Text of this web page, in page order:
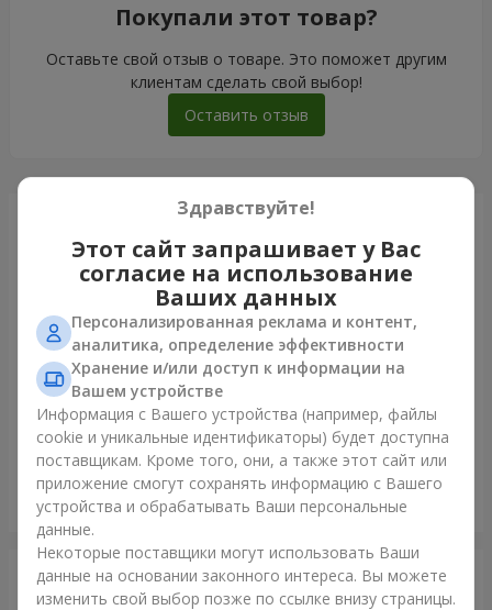
Покупали этот товар?
Оставьте свой отзыв о товаре. Это поможет другим
клиентам сделать свой выбор!
Оставить отзыв
Только что доставили
Букет в ЭКО упаковке "7 красных роз"
Харьков
Фотогалерея
Здравствуйте!
Этот сайт запрашивает у Вас
согласие на использование
Ваших данных
Персонализированная реклама и контент,
аналитика, определение эффективности
Хранение и/или доступ к информации на
Вашем устройстве
Информация с Вашего устройства (например, файлы
cookie и уникальные идентификаторы) будет доступна
поставщикам. Кроме того, они, а также этот сайт или
приложение смогут сохранять информацию с Вашего
устройства и обрабатывать Ваши персональные
данные.
Некоторые поставщики могут использовать Ваши
данные на основании законного интереса. Вы можете
изменить свой выбор позже по ссылке внизу страницы.